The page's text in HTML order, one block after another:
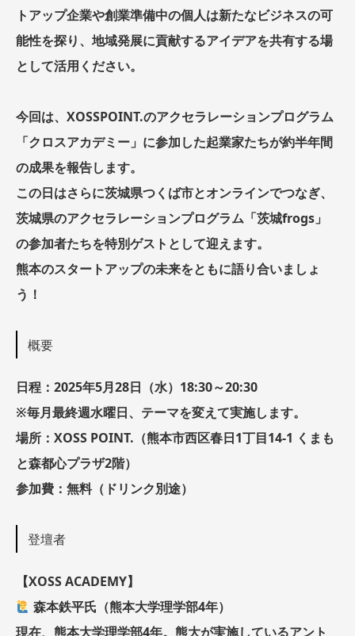
トアップ企業や創業準備中の個人は新たなビジネスの可
能性を探り、地域発展に貢献するアイデアを共有する場
として活用ください。
今回は、XOSSPOINT.のアクセラレーションプログラム
「クロスアカデミー」に参加した起業家たちが約半年間
の成果を報告します。
この日はさらに茨城県つくば市とオンラインでつなぎ、
茨城県のアクセラレーションプログラム「茨城frogs」
の参加者たちを特別ゲストとして迎えます。
熊本のスタートアップの未来をともに語り合いましょ
う！
概要
日程：2025年5月28日（水）18:30～20:30
※毎月最終週水曜日、テーマを変えて実施します。
場所：XOSS POINT.（熊本市西区春日1丁目14-1 くまも
と森都心プラザ2階）
参加費：無料（ドリンク別途）
登壇者
【XOSS ACADEMY】
森本鉄平氏（熊本大学理学部4年）
現在、熊本大学理学部4年。熊大が実施しているアント